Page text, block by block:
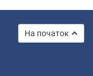
На початок